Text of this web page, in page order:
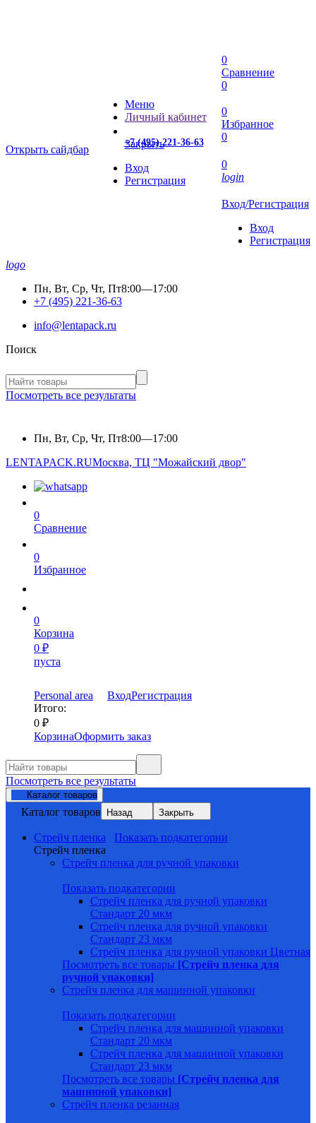
Открыть сайдбар
Меню
Личный кабинет
Закрыть
Вход
Регистрация
0
Сравнение
0
0
Избранное
0
0
+7 (495) 221-36-63
login
Вход/Регистрация
Вход
Регистрация
logo
Пн, Вт, Ср, Чт, Пт8:00—17:00
+7 (495) 221-36-63
info@lentapack.ru
Поиск
Посмотреть все результаты
Пн, Вт, Ср, Чт, Пт8:00—17:00
LENTAPACK.RUМосква, ТЦ "Можайский двор"
0
Сравнение
0
Избранное
0
Корзина
0 ₽
пуста
Personal area ВходРегистрация
Итого:
0 ₽
КорзинаОформить заказ
Посмотреть все результаты
Каталог товаров
Каталог товаров Назад Закрыть
Стрейч пленка
Показать подкатегории
Стрейч пленка
Стрейч пленка для ручной упаковки
Показать подкатегории
Стрейч пленка для ручной упаковки
Стандарт 20 мкм
Стрейч пленка для ручной упаковки
Стандарт 23 мкм
Стрейч пленка для ручной упаковки Цветная
Посмотреть все товары [Стрейч пленка для
ручной упаковки]
Стрейч пленка для машинной упаковки
Показать подкатегории
Стрейч пленка для машинной упаковки
Стандарт 20 мкм
Стрейч пленка для машинной упаковки
Стандарт 23 мкм
Посмотреть все товары [Стрейч пленка для
машинной упаковки]
Стрейч пленка резанная